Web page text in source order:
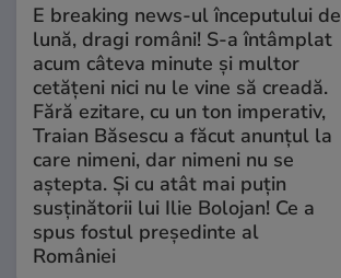
E breaking news-ul începutului de
lună, dragi români! S-a întâmplat
acum câteva minute și multor
cetățeni nici nu le vine să creadă.
Fără ezitare, cu un ton imperativ,
Traian Băsescu a făcut anunțul la
care nimeni, dar nimeni nu se
aștepta. Și cu atât mai puțin
susținătorii lui Ilie Bolojan! Ce a
spus fostul președinte al
României